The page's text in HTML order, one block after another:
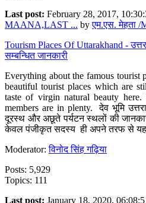
Last post: February 28, 2017,
MAANA,LAST ... byएम.एस. मेहता /
Tourism Places Of Uttarakhand -
सम्बन्धित जानकारी
Everything about the famous tourist
beautiful tourist places which are
taste of virgin natural beauty here.
members are in plenty. देव भूमि
दूरस्थ और अछूते पर्यटन स्थलों की
केवल पंजीकृत सदस्य ही अपने तरफ से
Moderator:विनोद सिंह गढ़िया
Posts: 5,929
Topics: 111
Last post: January 18, 2020,